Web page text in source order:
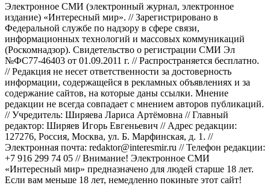
Электронное СМИ (электронный журнал, электронное
издание) «Интересный мир». // Зарегистрировано в
Федеральной службе по надзору в сфере связи,
информационных технологий и массовых коммуникаций
(Роскомнадзор). Свидетельство о регистрации СМИ Эл
№ФС77-46403 от 01.09.2011 г. // Распространяется бесплатно.
// Редакция не несет ответственности за достоверность
информации, содержащейся в рекламных объявлениях и за
содержание сайтов, на которые даны ссылки. Мнение
редакции не всегда совпадает с мнением авторов публикаций.
// Учредитель: Ширяева Лариса Артёмовна // Главный
редактор: Ширяев Игорь Евгеньевич // Адрес редакции:
127276, Россия, Москва, ул. Б. Марфинская, д. 1. //
Электронная почта: redaktor@interesmir.ru // Телефон редакции:
+7 916 299 74 05 // Внимание! Электронное СМИ
«Интересный мир» предназначено для людей старше 18 лет.
Если вам меньше 18 лет, немедленно покиньте этот сайт!